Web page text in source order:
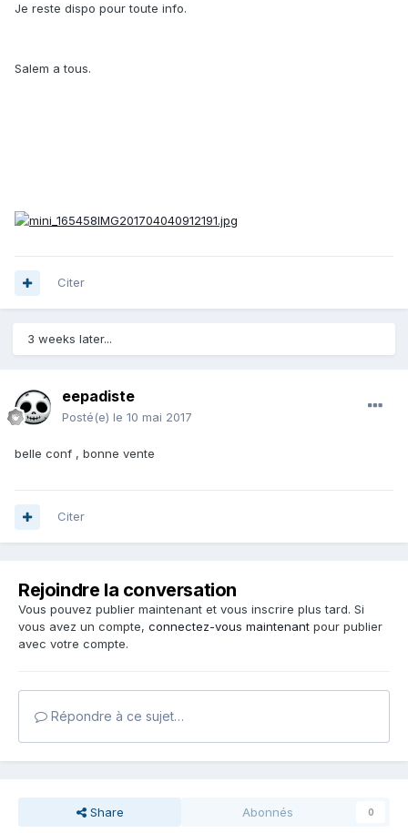
Je reste dispo pour toute info.
Salem a tous.
Citer
3 weeks later...
eepadiste
Posté(e) le 10 mai 2017
belle conf , bonne vente
Citer
Rejoindre la conversation
Vous pouvez publier maintenant et vous inscrire plus tard. Si
vous avez un compte, connectez-vous maintenant pour publier
avec votre compte.
Répondre à ce sujet…
Share Abonnés 0